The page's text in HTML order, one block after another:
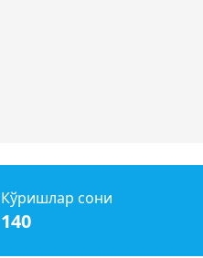
Кўришлар сони
140